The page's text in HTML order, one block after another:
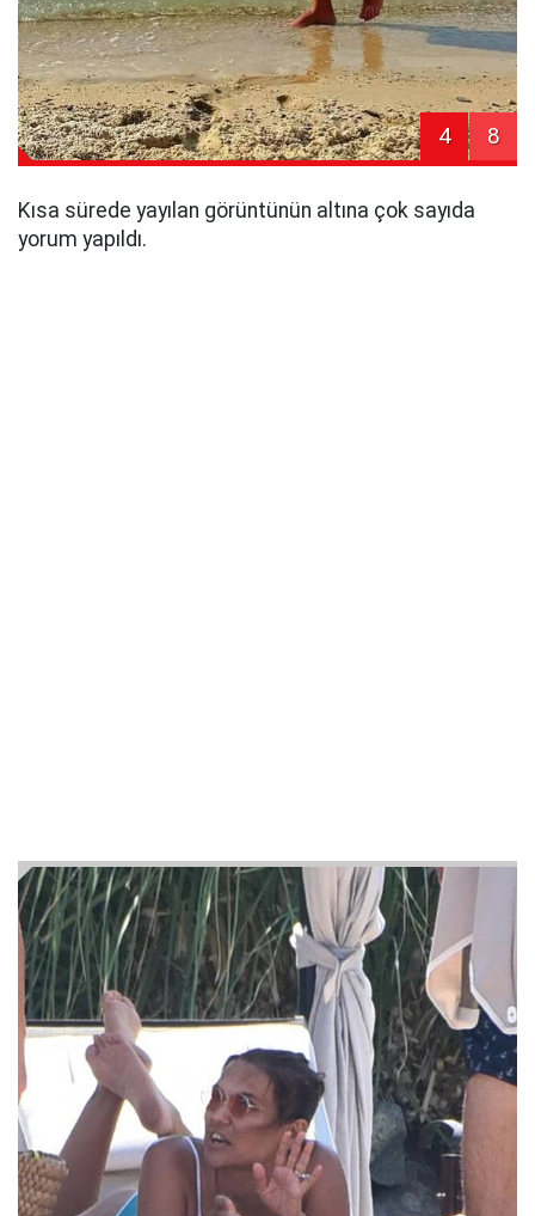
4 8
Kısa sürede yayılan görüntünün altına çok sayıda
yorum yapıldı.